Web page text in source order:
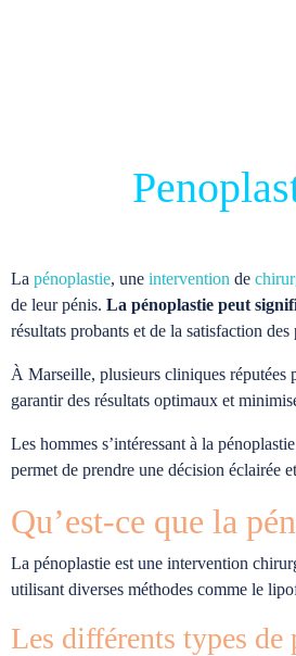
La pénoplastie, une intervention de
de leur pénis. La pénoplastie peut
résultats probants et de la satisfaction des
À Marseille, plusieurs cliniques réputées
garantir des résultats optimaux et
Les hommes s’intéressant à la
permet de prendre une décision éclairée
Qu’est-ce que la
La pénoplastie est une intervention
utilisant diverses méthodes comme le
Les différents types de